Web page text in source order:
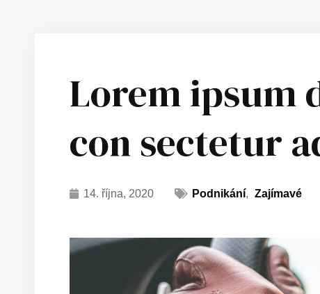
Lorem ipsum
con sectetur
14. října, 2020 Podnikání, Zajímavé